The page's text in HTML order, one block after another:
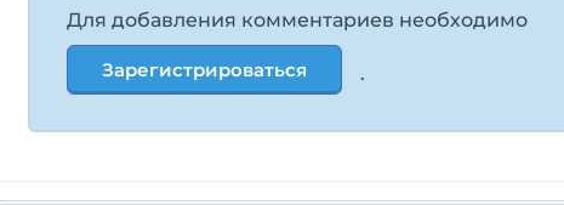
Для добавления комментариев необходимо
Зарегистрироваться .